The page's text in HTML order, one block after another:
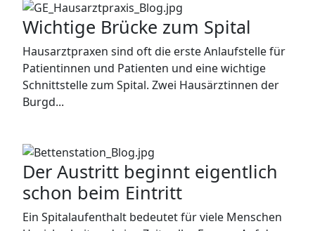
Wichtige Brücke zum Spital
Hausarztpraxen sind oft die erste Anlaufstelle für
Patientinnen und Patienten und eine wichtige
Schnittstelle zum Spital. Zwei Hausärztinnen der
Burgd...
Der Austritt beginnt eigentlich
schon beim Eintritt
Ein Spitalaufenthalt bedeutet für viele Menschen